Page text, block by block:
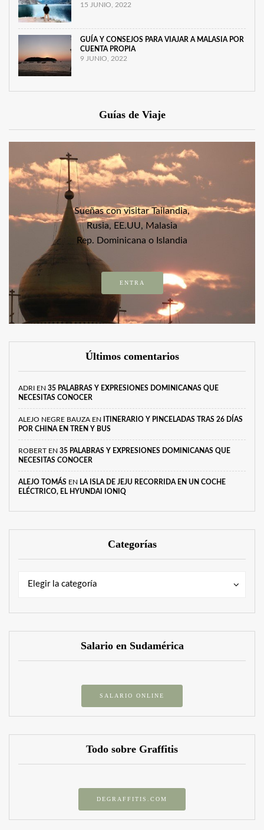
15 JUNIO, 2022
GUÍA Y CONSEJOS PARA VIAJAR A MALASIA POR
CUENTA PROPIA
9 JUNIO, 2022
Guías de Viaje
Sueñas con visitar Tailandia,
Rusia, EE.UU, Malasia
Rep. Dominicana o Islandia
ENTRA
Últimos comentarios
ADRI EN 35 PALABRAS Y EXPRESIONES DOMINICANAS QUE
NECESITAS CONOCER
ALEJO NEGRE BAUZA EN
ITINERARIO Y PINCELADAS TRAS 26 DÍAS
POR CHINA EN TREN Y BUS
ROBERT EN 35 PALABRAS Y EXPRESIONES DOMINICANAS QUE
NECESITAS CONOCER
ALEJO TOMÁS EN LA ISLA DE JEJU RECORRIDA EN UN COCHE
ELÉCTRICO, EL HYUNDAI IONIQ
Categorías
Categorías
Elegir la categoría
Categorías
Salario en Sudamérica
SALARIO ONLINE
Todo sobre Graffitis
DEGRAFFITIS.COM